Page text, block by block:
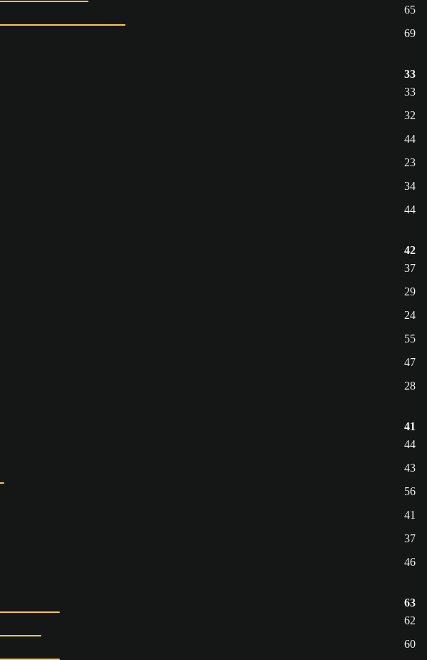
65
69
33
33
32
44
23
34
44
42
37
29
24
55
47
28
41
44
43
56
41
37
46
63
62
60